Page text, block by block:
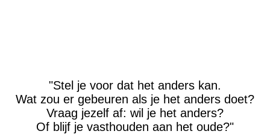
"Stel je voor dat het anders kan.
Wat zou er gebeuren als je het anders doet?
Vraag jezelf af: wil je het anders?
Of blijf je vasthouden aan het oude?"